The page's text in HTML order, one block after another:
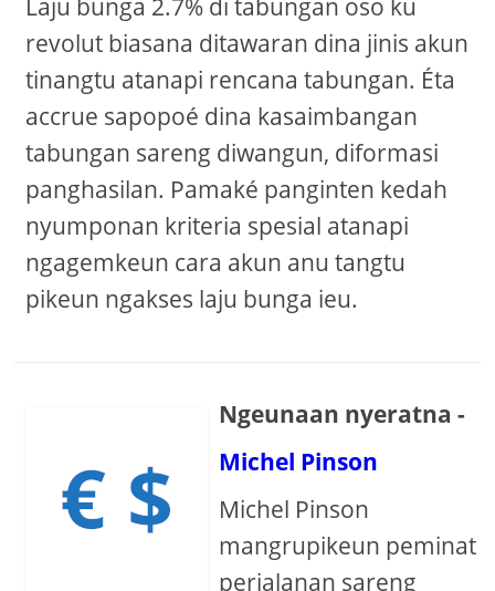
Laju bunga 2.7% di tabungan oso ku
revolut biasana ditawaran dina jinis akun
tinangtu atanapi rencana tabungan. Éta
accrue sapopoé dina kasaimbangan
tabungan sareng diwangun, diformasi
panghasilan. Pamaké panginten kedah
nyumponan kriteria spesial atanapi
ngagemkeun cara akun anu tangtu
pikeun ngakses laju bunga ieu.
Ngeunaan nyeratna -
Michel Pinson
Michel Pinson
mangrupikeun peminat
perjalanan sareng